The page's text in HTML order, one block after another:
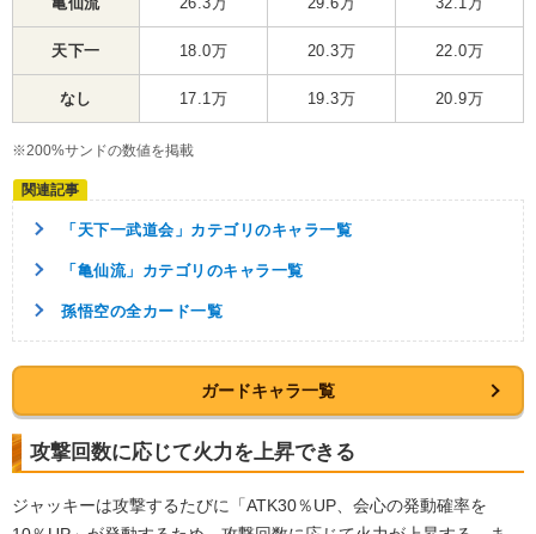
天下一 18.0万 20.3万 22.0万
なし 17.1万 19.3万 20.9万
※200%サンドの数値を掲載
「天下一武道会」カテゴリのキャラ一覧
「亀仙流」カテゴリのキャラ一覧
孫悟空の全カード一覧
ガードキャラ一覧
攻撃回数に応じて火力を上昇できる
ジャッキーは攻撃するたびに「ATK30％UP、会心の発動確率を